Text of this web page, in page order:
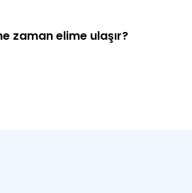
zaman elime ulaşır?